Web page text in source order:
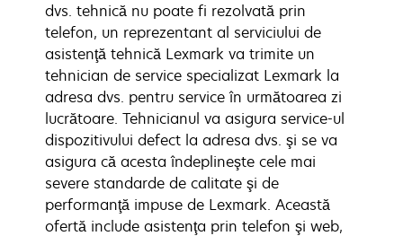
dvs. tehnică nu poate fi rezolvată prin
telefon, un reprezentant al serviciului de
asistenţă tehnică Lexmark va trimite un
tehnician de service specializat Lexmark la
adresa dvs. pentru service în următoarea zi
lucrătoare. Tehnicianul va asigura service-ul
dispozitivului defect la adresa dvs. şi se va
asigura că acesta îndeplineşte cele mai
severe standarde de calitate şi de
performanţă impuse de Lexmark. Această
ofertă include asistenţa prin telefon şi web,